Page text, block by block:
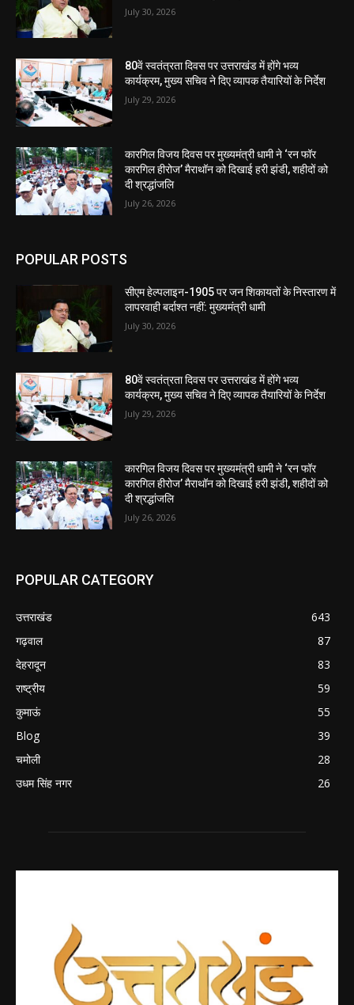
July 30, 2026
80वें स्वतंत्रता दिवस पर उत्तराखंड में होंगे भव्य
कार्यक्रम, मुख्य सचिव ने दिए व्यापक तैयारियों के निर्देश
July 29, 2026
कारगिल विजय दिवस पर मुख्यमंत्री धामी ने ‘रन फॉर
कारगिल हीरोज’ मैराथॉन को दिखाई हरी झंडी, शहीदों को
दी श्रद्धांजलि
July 26, 2026
POPULAR POSTS
सीएम हेल्पलाइन-1905 पर जन शिकायतों के निस्तारण में
लापरवाही बर्दाश्त नहीं: मुख्यमंत्री धामी
July 30, 2026
80वें स्वतंत्रता दिवस पर उत्तराखंड में होंगे भव्य
कार्यक्रम, मुख्य सचिव ने दिए व्यापक तैयारियों के निर्देश
July 29, 2026
कारगिल विजय दिवस पर मुख्यमंत्री धामी ने ‘रन फॉर
कारगिल हीरोज’ मैराथॉन को दिखाई हरी झंडी, शहीदों को
दी श्रद्धांजलि
July 26, 2026
POPULAR CATEGORY
उत्तराखंड
643
गढ़वाल
87
देहरादून
83
राष्ट्रीय
59
कुमाऊं
55
Blog
39
चमोली
28
उधम सिंह नगर
26